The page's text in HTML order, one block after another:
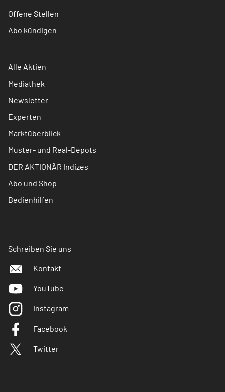
Offene Stellen
Abo kündigen
Alle Aktien
Mediathek
Newsletter
Experten
Marktüberblick
Muster- und Real-Depots
DER AKTIONÄR Indizes
Abo und Shop
Bedienhilfen
Schreiben Sie uns
Kontakt
YouTube
Instagram
Facebook
Twitter